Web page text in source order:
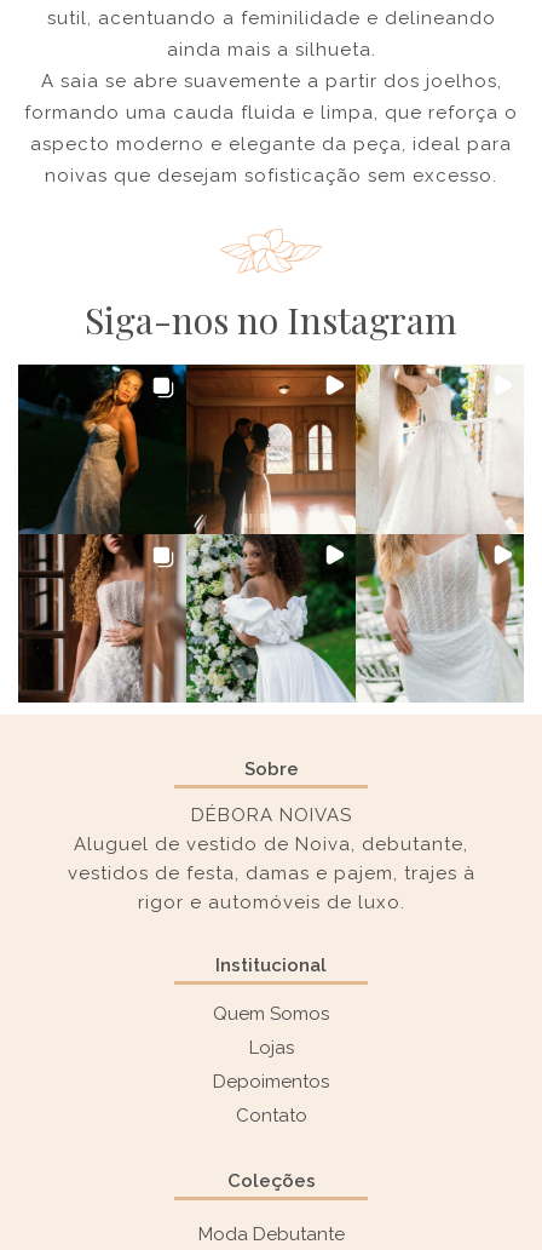
sutil, acentuando a feminilidade e delineando
ainda mais a silhueta.
A saia se abre suavemente a partir dos joelhos,
formando uma cauda fluida e limpa, que reforça o
aspecto moderno e elegante da peça, ideal para
noivas que desejam sofisticação sem excesso.
Siga-nos no Instagram
Sobre
DÉBORA NOIVAS
Aluguel de vestido de Noiva, debutante,
vestidos de festa, damas e pajem, trajes à
rigor e automóveis de luxo.
Institucional
Quem Somos
Lojas
Depoimentos
Contato
Coleções
Moda Debutante